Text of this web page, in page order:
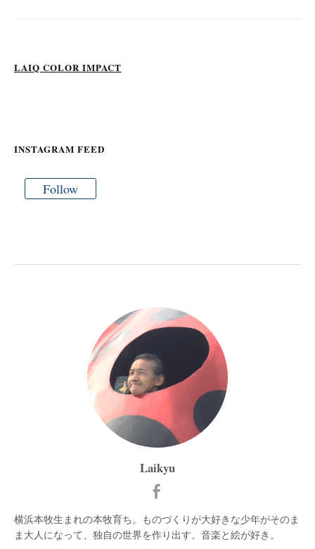
LAIQ COLOR IMPACT
INSTAGRAM FEED
Follow
Laikyu
横浜本牧生まれの本牧育ち。ものづくりが大好きな少年がそのま
ま大人になって、独自の世界を作り出す。音楽と絵が好き。